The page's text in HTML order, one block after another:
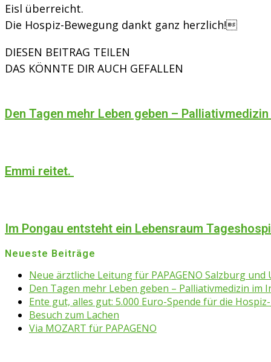
Eisl überreicht.
Die Hospiz-Bewegung dankt ganz herzlich!
DIESEN BEITRAG TEILEN
DAS KÖNNTE DIR AUCH GEFALLEN
Den Tagen mehr Leben geben –
Emmi reitet.
Im Pongau entsteht ein Lebensraum
Neueste Beiträge
Neue ärztliche Leitung für PAPAGENO Salzburg und
Den Tagen mehr Leben geben – Palliativmedizin im
Ente gut, alles gut: 5.000 Euro-Spende für die
Besuch zum Lachen
Via MOZART für PAPAGENO